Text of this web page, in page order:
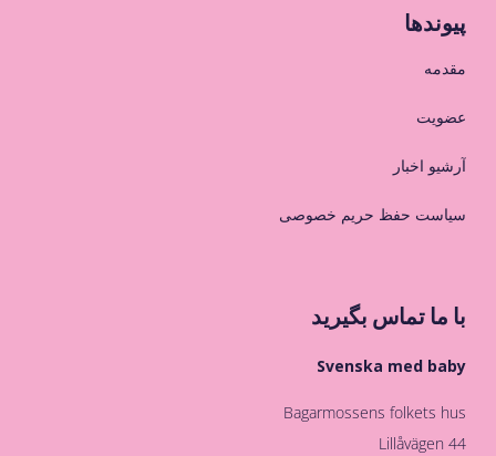
پیوندها
مقدمه
عضویت
آرشیو اخبار
سیاست حفظ حریم خصوصی
با ما تماس بگیرید
Svenska med baby
Bagarmossens folkets hus
Lillåvägen 44